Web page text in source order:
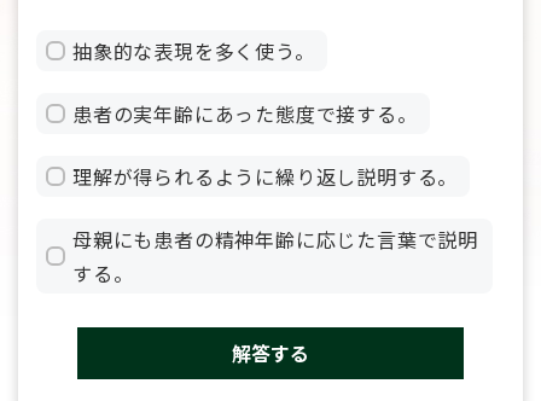
抽象的な表現を多く使う。
患者の実年齢にあった態度で接する。
理解が得られるように繰り返し説明する。
母親にも患者の精神年齢に応じた言葉で説明
する。
解答する